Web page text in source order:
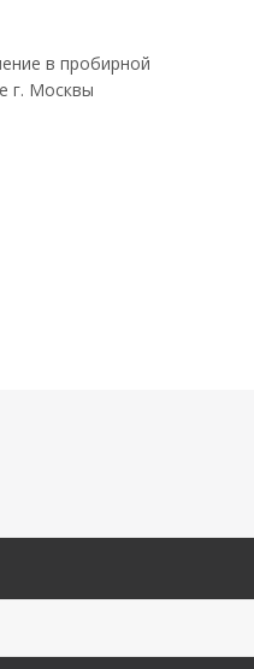
в пробирной
г. Москвы